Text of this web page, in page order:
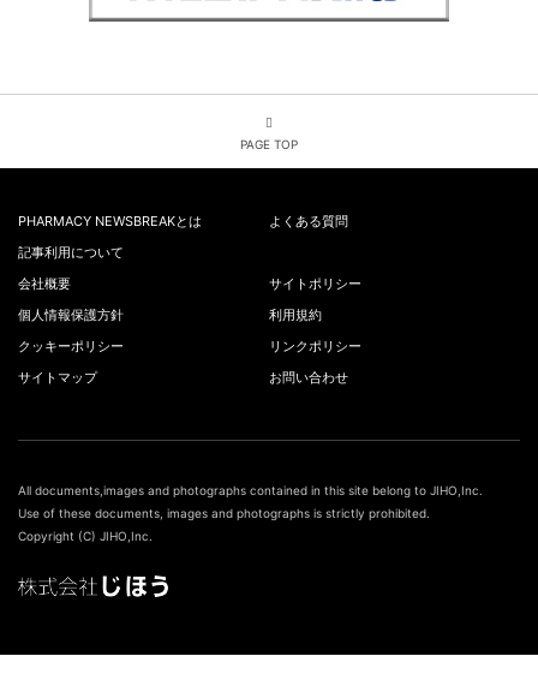
PAGE TOP
PHARMACY NEWSBREAKとは
よくある質問
記事利用について
会社概要
サイトポリシー
個人情報保護方針
利用規約
クッキーポリシー
リンクポリシー
サイトマップ
お問い合わせ
All documents,images and photographs contained in this site belong to JIHO,Inc.
Use of these documents, images and photographs is strictly prohibited.
Copyright (C) JIHO,Inc.